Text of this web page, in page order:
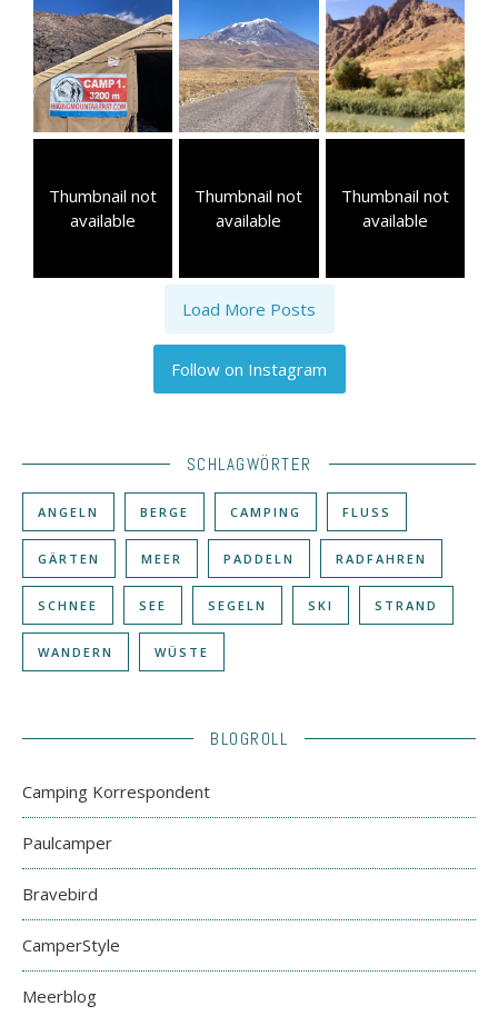
Thumbnail not
available
Thumbnail not
available
Thumbnail not
available
Load More Posts
Follow on Instagram
SCHLAGWÖRTER
ANGELN BERGE CAMPING FLUSS
GÄRTEN MEER PADDELN RADFAHREN
SCHNEE SEE SEGELN SKI STRAND
WANDERN WÜSTE
BLOGROLL
Camping Korrespondent
Paulcamper
Bravebird
CamperStyle
Meerblog